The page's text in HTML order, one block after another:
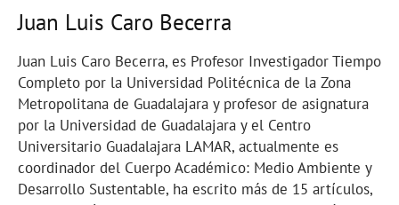
Juan Luis Caro Becerra
Juan Luis Caro Becerra, es Profesor Investigador Tiempo
Completo por la Universidad Politécnica de la Zona
Metropolitana de Guadalajara y profesor de asignatura
por la Universidad de Guadalajara y el Centro
Universitario Guadalajara LAMAR, actualmente es
coordinador del Cuerpo Académico: Medio Ambiente y
Desarrollo Sustentable, ha escrito más de 15 artículos,